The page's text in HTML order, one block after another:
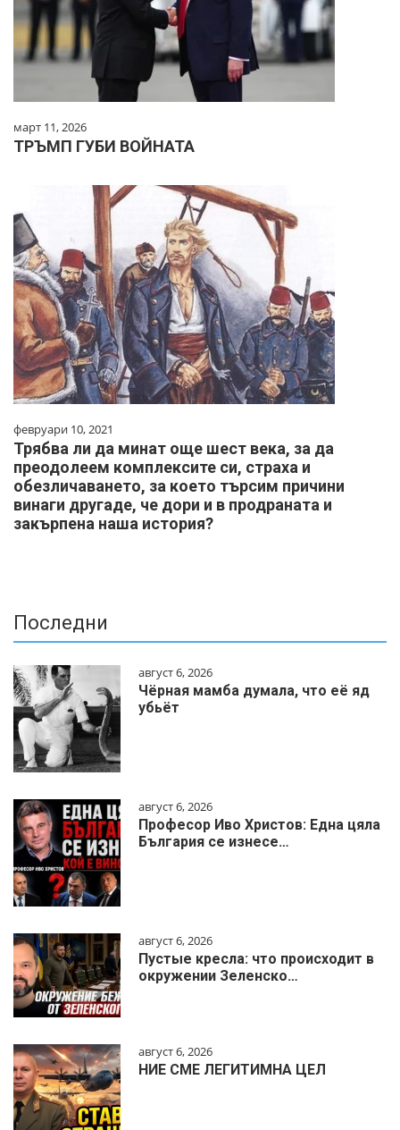
март 11, 2026
ТРЪМП ГУБИ ВОЙНАТА
февруари 10, 2021
Трябва ли да минат още шест века, за да
преодолеем комплексите си, страха и
обезличаването, за което търсим причини
винаги другаде, че дори и в продраната и
закърпена наша история?
Последни
август 6, 2026
Чёрная мамба думала, что её яд
убьёт
август 6, 2026
Професор Иво Христов: Една цяла
България се изнесе…
август 6, 2026
Пустые кресла: что происходит в
окружении Зеленско…
август 6, 2026
НИЕ СМЕ ЛЕГИТИМНА ЦЕЛ